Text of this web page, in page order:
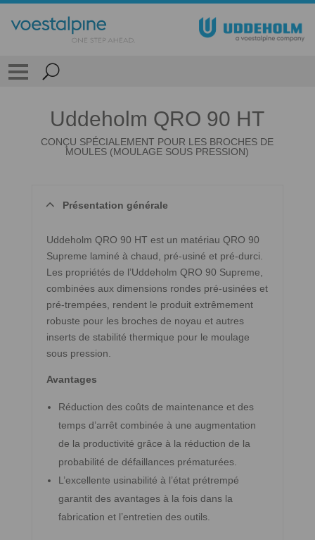
Uddeholm QRO 90 HT
CONÇU SPÉCIALEMENT POUR LES BROCHES DE
MOULES (MOULAGE SOUS PRESSION)
Présentation générale
Uddeholm QRO 90 HT est un matériau QRO 90
Supreme laminé à chaud, pré-usiné et pré-durci.
Les propriétés de l’Uddeholm QRO 90 Supreme,
combinées aux dimensions rondes pré-usinées et
pré-trempées, rendent le produit extrêmement
robuste pour les broches de noyau et autres
inserts de stabilité thermique pour le moulage
sous pression.
Avantages
Réduction des coûts de maintenance et des
temps d’arrêt combinée à une augmentation
de la productivité grâce à la réduction de la
probabilité de défaillances prématurées.
L’excellente usinabilité à l’état prétrempé
garantit des avantages à la fois dans la
fabrication et l’entretien des outils.